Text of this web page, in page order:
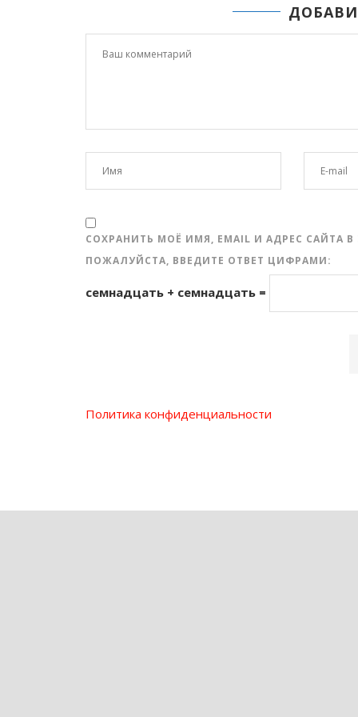
СОХРАНИТЬ МОЁ ИМЯ, EMAIL И АДРЕС
ПОЖАЛУЙСТА, ВВЕДИТЕ ОТВЕТ ЦИФРАМИ:
семнадцать + семнадцать =
Политика конфиденциальности